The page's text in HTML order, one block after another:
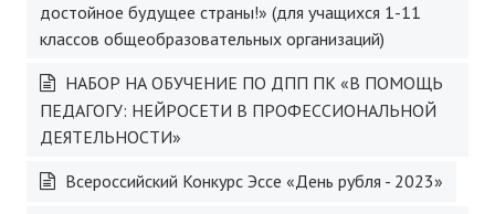
достойное будущее страны!» (для учащихся 1-11
классов общеобразовательных организаций)
НАБОР НА ОБУЧЕНИЕ ПО ДПП ПК «В ПОМОЩЬ
ПЕДАГОГУ: НЕЙРОСЕТИ В ПРОФЕССИОНАЛЬНОЙ
ДЕЯТЕЛЬНОСТИ»
Всероссийский Конкурс Эссе «День рубля - 2023»